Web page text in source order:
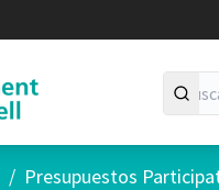
/ Presupuestos